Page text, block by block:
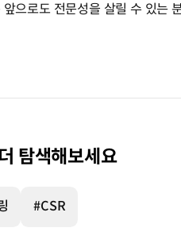
으로도 전문성을 살릴 수 있는
탐색해보세요
#CSR